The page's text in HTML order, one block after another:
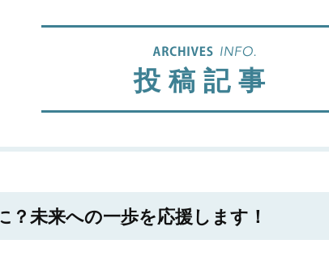
投稿記事
？未来への一歩を応援します！